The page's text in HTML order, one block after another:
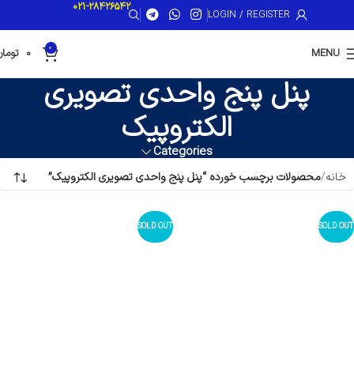
LOGIN / REGISTER
021-28426542
MENU
0
0
پنل پنج واحدی تصویری
الکتروپیک
Categories
خانه محصولات برچسب خورده “پنل پنج واحدی تصویری الکتروپیک”
SOLD OUT
SOLD OUT